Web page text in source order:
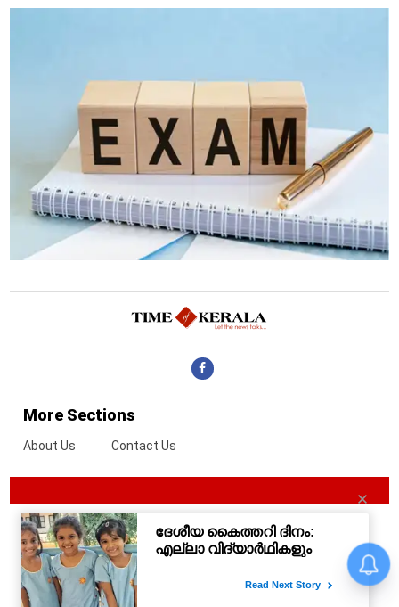
More Sections
About Us Contact Us